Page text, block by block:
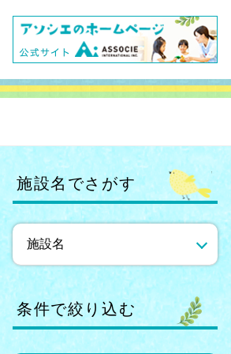
施設名でさがす
条件で絞り込む